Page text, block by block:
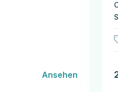
Ansehen